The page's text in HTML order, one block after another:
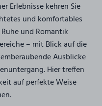
Erlebnisse kehren Sie
und komfortables
und Romantik
– mit Blick auf die
Ausblicke
Hier treffen
auf perfekte Weise